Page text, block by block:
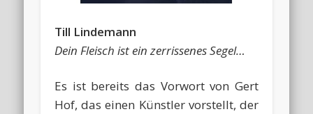
Till Lindemann
Dein Fleisch ist ein zerrissenes Segel…
Es ist bereits das Vorwort von Gert
Hof, das einen Künstler vorstellt, der